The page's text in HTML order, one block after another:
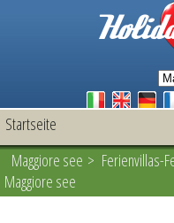
Startseite
Maggiore see > Ferienvillas-
Maggiore see